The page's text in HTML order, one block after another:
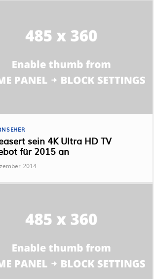
sein 4K Ultra HD TV
für 2015 an
2014